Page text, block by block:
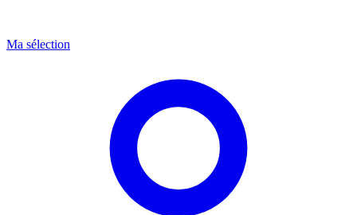
Ma sélection